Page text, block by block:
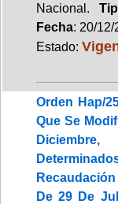
Nacional.
Fecha: 20/12/
Estado:
Orden Hap/
Que Se
De 29 De